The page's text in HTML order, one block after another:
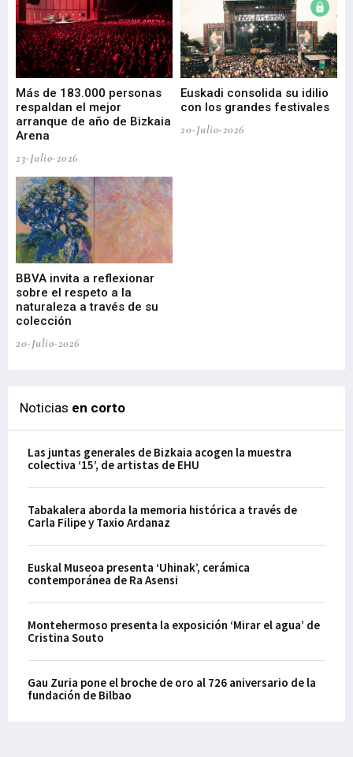
Más de 183.000 personas
respaldan el mejor
arranque de año de Bizkaia
Arena
23-Julio-2026
Euskadi consolida su idilio
con los grandes festivales
20-Julio-2026
BBVA invita a reflexionar
sobre el respeto a la
naturaleza a través de su
colección
20-Julio-2026
Noticias en corto
Las juntas generales de Bizkaia acogen la muestra
colectiva ‘15’, de artistas de EHU
Tabakalera aborda la memoria histórica a través de
Carla Filipe y Taxio Ardanaz
Euskal Museoa presenta ‘Uhinak’, cerámica
contemporánea de Ra Asensi
Montehermoso presenta la exposición ‘Mirar el agua’ de
Cristina Souto
Gau Zuria pone el broche de oro al 726 aniversario de la
fundación de Bilbao